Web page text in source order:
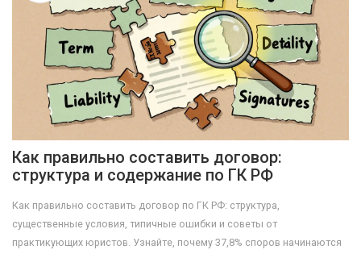
Как правильно составить договор:
структура и содержание по ГК РФ
Как правильно составить договор по ГК РФ: структура,
существенные условия, типичные ошибки и советы от
практикующих юристов. Узнайте, почему 37,8% споров начинаются